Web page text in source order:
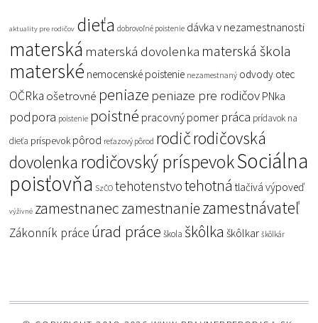
aktuality pre rodičov dieťa dobrovoľné poistenie dávka v nezamestnanosti
materská materská dovolenka materská škola
materské nemocenské poistenie nezamestnaný odvody otec
OČRka ošetrovné peniaze peniaze pre rodičov PNka
podpora poistenie poistné pracovný pomer práca prídavok na
dieťa príspevok pôrod reťazový pôrod rodičrodičovská
dovolenka rodičovský príspevokSociálna
poisťovňa SzČO tehotenstvotehotná tlačivá výpoveď
výživné zamestnaneczamestnaniezamestnávateľ
Zákonník práce úrad práce škola škôlka škôlkar škôlkár